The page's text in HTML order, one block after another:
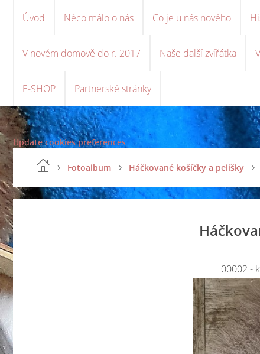
Úvod Něco málo o nás Co je u nás nového
V novém domově do r. 2017 Naše další zvířátka
E-SHOP Partnerské stránky
Update cookies preferences
Fotoalbum Háčkované košíčky a pelíšky
00002 -